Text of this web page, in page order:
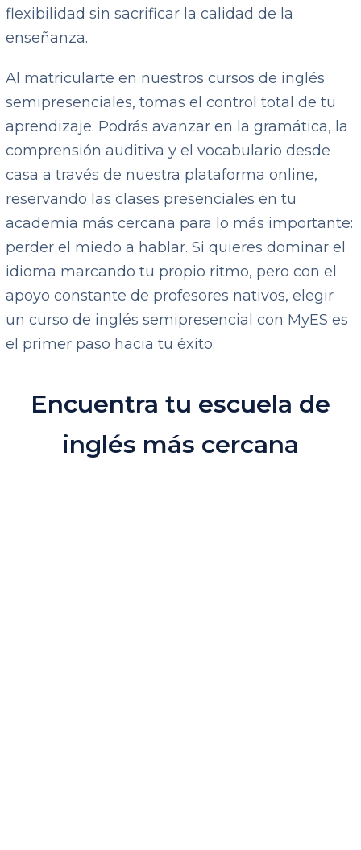
flexibilidad sin sacrificar la calidad de la
enseñanza.
Al matricularte en nuestros cursos de inglés
semipresenciales, tomas el control total de tu
aprendizaje. Podrás avanzar en la gramática, la
comprensión auditiva y el vocabulario desde
casa a través de nuestra plataforma online,
reservando las clases presenciales en tu
academia más cercana para lo más importante:
perder el miedo a hablar. Si quieres dominar el
idioma marcando tu propio ritmo, pero con el
apoyo constante de profesores nativos, elegir
un curso de inglés semipresencial con MyES es
el primer paso hacia tu éxito.
Encuentra tu escuela de
inglés más cercana